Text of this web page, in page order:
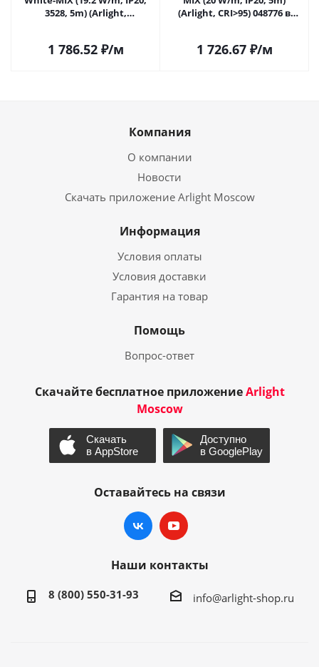
3528, 5m) (Arlight,
1 786.52₽/м
(Arlight, CRI>95) 048776 в
1 726.67₽/м
Компания
О компании
Новости
Скачать приложение Arlight Moscow
Информация
Условия оплаты
Условия доставки
Гарантия на товар
Помощь
Вопрос-ответ
Скачайте бесплатное приложениеArlight
Moscow
Оставайтесь на связи
Наши контакты
8 (800) 550-31-93 info@arlight-shop.ru